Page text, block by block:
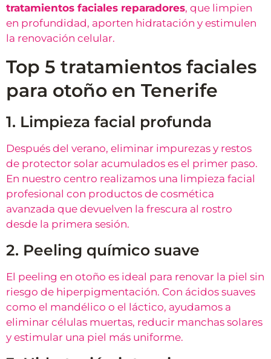
tratamientos faciales reparadores, que limpien
en profundidad, aporten hidratación y estimulen
la renovación celular.
Top 5 tratamientos faciales
para otoño en Tenerife
1. Limpieza facial profunda
Después del verano, eliminar impurezas y restos
de protector solar acumulados es el primer paso.
En nuestro centro realizamos una limpieza facial
profesional con productos de cosmética
avanzada que devuelven la frescura al rostro
desde la primera sesión.
2. Peeling químico suave
El peeling en otoño es ideal para renovar la piel sin
riesgo de hiperpigmentación. Con ácidos suaves
como el mandélico o el láctico, ayudamos a
eliminar células muertas, reducir manchas solares
y estimular una piel más uniforme.